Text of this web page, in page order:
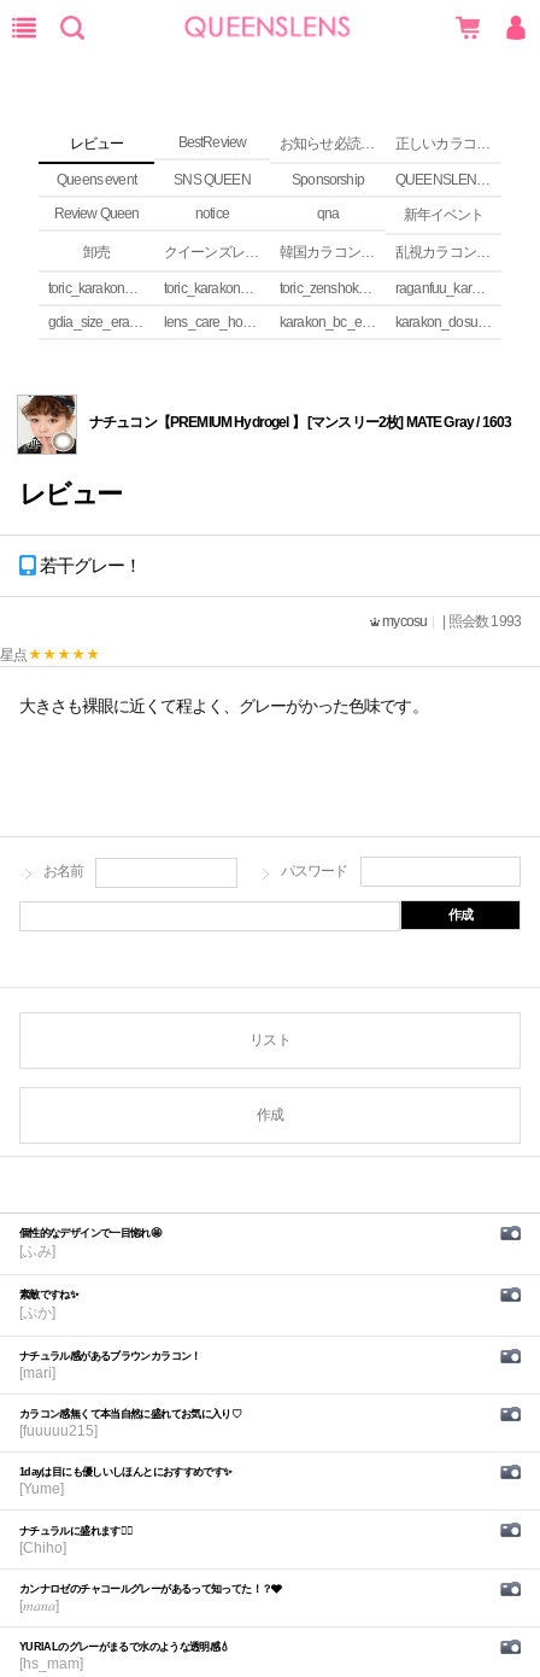
レビュー BestReview お知らせ必読 (NEWS) 正しいカラコンの使い方
Queens event SNS QUEEN Sponsorship
QUEENSLENS Affiliate Program
Review Queen
notice qna 新年イベント
卸売 クイーンズレンズ カラコンコラム 韓国カラコンguide 乱視カラコンの安全性
toric_karakon_takai_riyuu toric_karakon_real_review toric_zenshoku_review
raganfuu_karakon_erabikata
gdia_size_erabikata
lens_care_houhou karakon_bc_erabikata karakon_dosuu_erabikata
ナチュコン【PREMIUM Hydrogel 】 [マンスリー2枚] MATE Gray / 1603
レビュー
若干グレー！
mycosu
| 照会数 1993
星点
大きさも裸眼に近くて程よく、グレーがかった色味です。
お名前 パスワード
作成
リスト
作成
個性的なデザインで一目惚れ🤩
[ふみ]
素敵ですね✨
[ぷか]
ナチュラル感があるブラウンカラコン！
[mari]
カラコン感無くて本当自然に盛れてお気に入り♡
[fuuuuu215]
1dayは目にも優しいしほんとにおすすめです✨
[Yume]
ナチュラルに盛れます🙆‍♀️
[Chiho]
カンナロゼのチャコールグレーがあるって知ってた！？🩶
[𝑚𝑎𝑛𝑎]
YURIALのグレーがまるで水のような透明感💧
[hs_mam]